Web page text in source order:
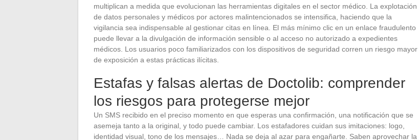
multiplican a medida que evolucionan las herramientas digitales en el sector médico. La explotación
de datos personales y médicos por actores malintencionados se intensifica, haciendo que la
vigilancia sea indispensable al gestionar citas en línea. El más mínimo clic en un enlace fraudulento
puede llevar a la divulgación de información sensible o al acceso no autorizado a expedientes
médicos. Los usuarios poco familiarizados con los dispositivos de seguridad corren un riesgo mayor
de exposición a estas prácticas ilícitas.
Estafas y falsas alertas de Doctolib: comprender
los riesgos para protegerse mejor
Un SMS recibido en el preciso momento en que esperas una confirmación, una notificación que se
asemeja tanto a la original, y todo puede cambiar. Los estafadores cuidan sus imitaciones: logo,
identidad visual, tono de los mensajes… Nada se deja al azar para engañarte. Saben aprovechar la